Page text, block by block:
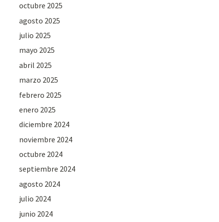
octubre 2025
agosto 2025
julio 2025
mayo 2025
abril 2025
marzo 2025
febrero 2025
enero 2025
diciembre 2024
noviembre 2024
octubre 2024
septiembre 2024
agosto 2024
julio 2024
junio 2024